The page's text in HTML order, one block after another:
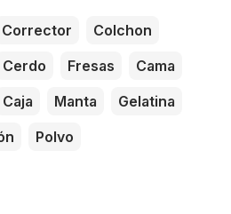
Corrector
Colchon
Cerdo Fresas
Cama
Caja Manta
Gelatina
Polvo